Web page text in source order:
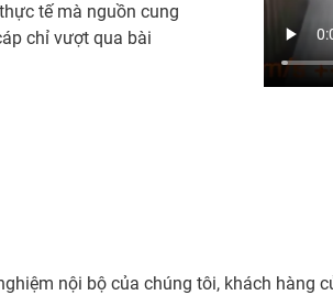
tế mà nguồn cung
chỉ vượt qua bài
nội bộ của chúng tôi, khách hàng